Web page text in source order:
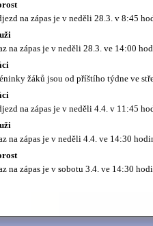
na zápas je v neděli 28.3. v 8:45
na zápas je v neděli 28.3. ve 14:00
žáků jsou od příštího týdne ve
na zápas je v neděli 4.4. v 11:45
na zápas je v neděli 4.4. ve 14:30
na zápas je v sobotu 3.4. ve 14:30